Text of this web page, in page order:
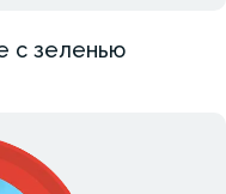
с зеленью